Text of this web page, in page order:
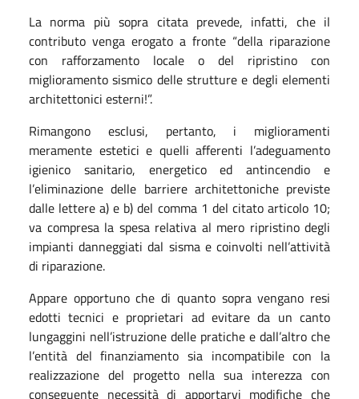
La norma più sopra citata prevede, infatti, che il
contributo venga erogato a fronte “della riparazione
con rafforzamento locale o del ripristino con
miglioramento sismico delle strutture e degli elementi
architettonici esterni!”.
Rimangono esclusi, pertanto, i miglioramenti
meramente estetici e quelli afferenti l’adeguamento
igienico sanitario, energetico ed antincendio e
l’eliminazione delle barriere architettoniche previste
dalle lettere a) e b) del comma 1 del citato articolo 10;
va compresa la spesa relativa al mero ripristino degli
impianti danneggiati dal sisma e coinvolti nell’attività
di riparazione.
Appare opportuno che di quanto sopra vengano resi
edotti tecnici e proprietari ad evitare da un canto
lungaggini nell’istruzione delle pratiche e dall’altro che
l’entità del finanziamento sia incompatibile con la
realizzazione del progetto nella sua interezza con
conseguente necessità di apportarvi modifiche che